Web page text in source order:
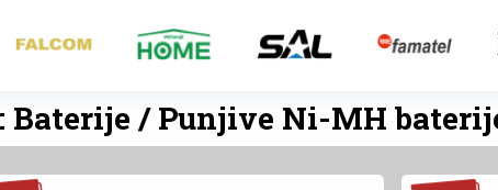
Baterije / Punjive Ni-MH